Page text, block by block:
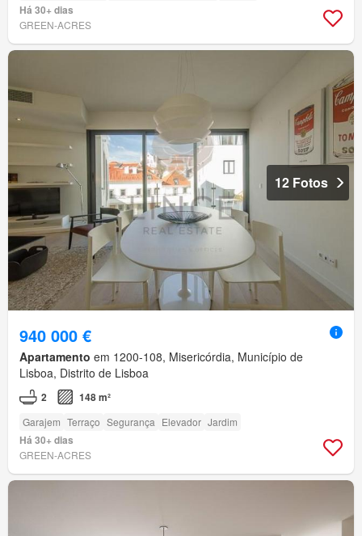
Há 30+ dias
GREEN-ACRES
12 Fotos
940 000 €
Apartamento em 1200-108, Misericórdia, Município de
Lisboa, Distrito de Lisboa
2 148 m²
Garajem Terraço Segurança Elevador Jardim
Há 30+ dias
GREEN-ACRES